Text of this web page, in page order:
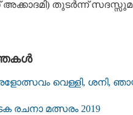
തുടര്‍ന്ന്
വെള്ളി, ശനി,
രചനാ മത്സരം 2019